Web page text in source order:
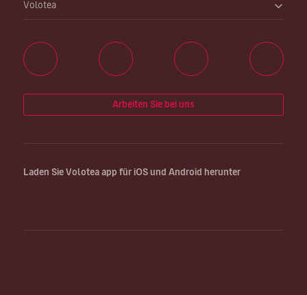
Volotea
Arbeiten Sie bei uns
Laden Sie Volotea app für iOS und Android herunter